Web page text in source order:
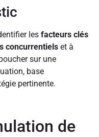
les facteurs clés
concurrentiels et à
sur une
base
pertinente.
de